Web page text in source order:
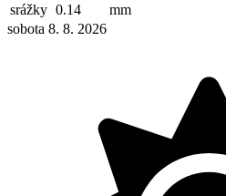
srážky 0.14
mm
sobota 8. 8. 2026